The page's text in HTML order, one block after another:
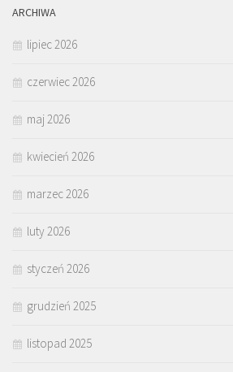
ARCHIWA
lipiec 2026
czerwiec 2026
maj 2026
kwiecień 2026
marzec 2026
luty 2026
styczeń 2026
grudzień 2025
listopad 2025